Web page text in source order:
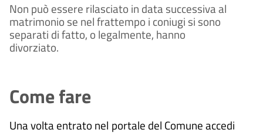
Non può essere rilasciato in data successiva al
matrimonio se nel frattempo i coniugi si sono
separati di fatto, o legalmente, hanno
divorziato.
Come fare
Una volta entrato nel portale del Comune accedi